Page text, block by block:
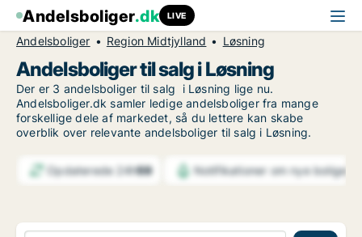
Andelsboliger.dk LIVE
Andelsboliger Region Midtjylland Løsning
Andelsboliger til salg i Løsning
Der er 3 andelsboliger til salg i Løsning lige nu.
Andelsboliger.dk samler ledige andelsboliger fra mange
forskellige dele af markedet, så du lettere kan skabe
overblik over relevante andelsboliger til salg i Løsning.
Opdaterede 24h59 Notifikationer om nye boliger